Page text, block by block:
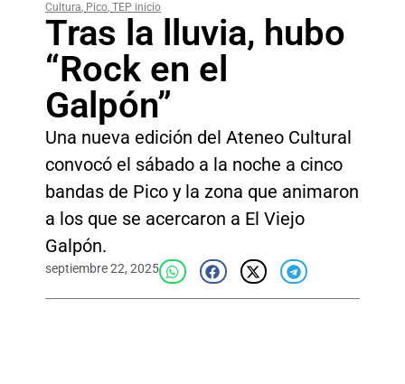
Cultura, Pico, TEP inicio
Tras la lluvia, hubo
“Rock en el
Galpón”
Una nueva edición del Ateneo Cultural
convocó el sábado a la noche a cinco
bandas de Pico y la zona que animaron
a los que se acercaron a El Viejo
Galpón.
septiembre 22, 2025